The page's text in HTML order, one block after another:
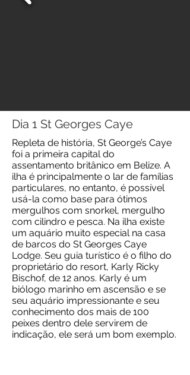
Dia 1 St Georges Caye
Repleta de história, St George’s Caye
foi a primeira capital do
assentamento britânico em Belize. A
ilha é principalmente o lar de famílias
particulares, no entanto, é possível
usá-la como base para ótimos
mergulhos com snorkel, mergulho
com cilindro e pesca. Na ilha existe
um aquário muito especial na casa
de barcos do St Georges Caye
Lodge. Seu guia turístico é o filho do
proprietário do resort, Karly Ricky
Bischof, de 12 anos. Karly é um
biólogo marinho em ascensão e se
seu aquário impressionante e seu
conhecimento dos mais de 100
peixes dentro dele servirem de
indicação, ele será um bom exemplo.